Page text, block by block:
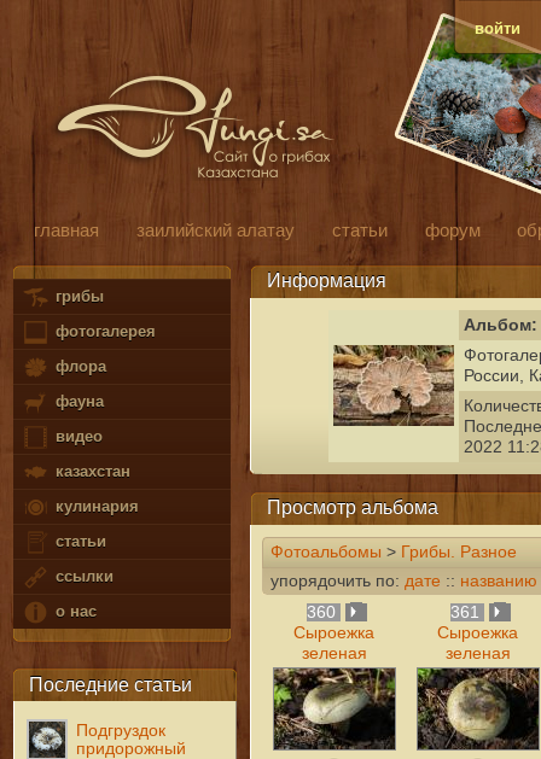
войти
главная заилийский алатау статьи форум
грибы
фотогалерея
флора
фауна
видео
казахстан
кулинария
статьи
ссылки
о нас
Последние статьи
Подгруздок
придорожный
Информация
Альбом:
России,
2022
Просмотр альбома
Фотоальбомы > Грибы. Разное
упорядочить по: дате :: названию
360
Сыроежка
зеленая
361
Сыроежка
зеленая